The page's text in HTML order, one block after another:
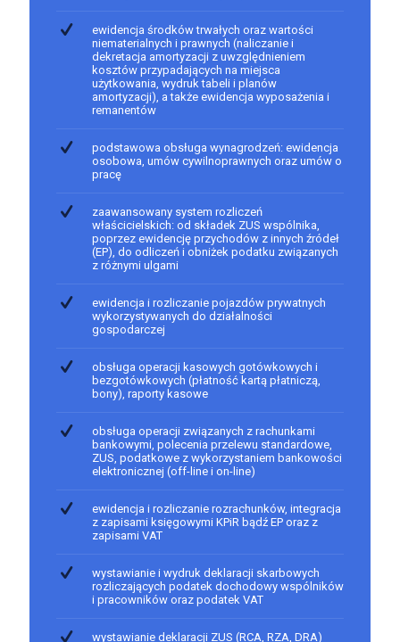
ewidencja środków trwałych oraz wartości
niematerialnych i prawnych (naliczanie i
dekretacja amortyzacji z uwzględnieniem
kosztów przypadających na miejsca
użytkowania, wydruk tabeli i planów
amortyzacji), a także ewidencja wyposażenia i
remanentów
podstawowa obsługa wynagrodzeń: ewidencja
osobowa, umów cywilnoprawnych oraz umów o
pracę
zaawansowany system rozliczeń
właścicielskich: od składek ZUS wspólnika,
poprzez ewidencję przychodów z innych źródeł
(EP), do odliczeń i obniżek podatku związanych
z różnymi ulgami
ewidencja i rozliczanie pojazdów prywatnych
wykorzystywanych do działalności
gospodarczej
obsługa operacji kasowych gotówkowych i
bezgotówkowych (płatność kartą płatniczą,
bony), raporty kasowe
obsługa operacji związanych z rachunkami
bankowymi, polecenia przelewu standardowe,
ZUS, podatkowe z wykorzystaniem bankowości
elektronicznej (off-line i on-line)
ewidencja i rozliczanie rozrachunków, integracja
z zapisami księgowymi KPiR bądź EP oraz z
zapisami VAT
wystawianie i wydruk deklaracji skarbowych
rozliczających podatek dochodowy wspólników
i pracowników oraz podatek VAT
wystawianie deklaracji ZUS (RCA, RZA, DRA)